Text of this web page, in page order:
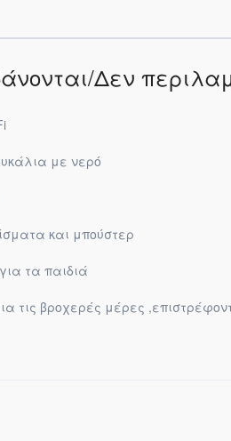
Δεν
με νερό
και μπούστερ
τα παιδιά
τις βροχερές μέρες